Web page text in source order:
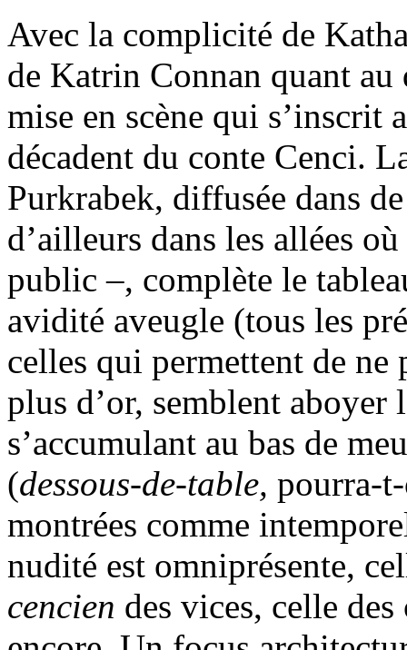
Avec la complicité de
de Katrin Connan quant au
mise en scène qui s’inscrit
décadent du conte Cenci.
Purkrabek, diffusée dans
d’ailleurs dans les allées
public –, complète le
avidité aveugle (tous les
celles qui permettent de
plus d’or, semblent aboyer
s’accumulant au bas de
(dessous-de-table, pourra-
montrées comme
nudité est omniprésente,
cencien des vices, celle